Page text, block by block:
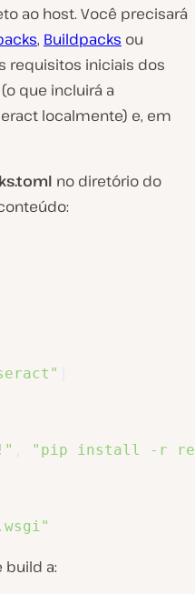
ao host. Você precisará
, Buildpacks ou
requisitos iniciais dos
que incluirá a
localmente) e, em
no diretório do
"pip install -r
build a: